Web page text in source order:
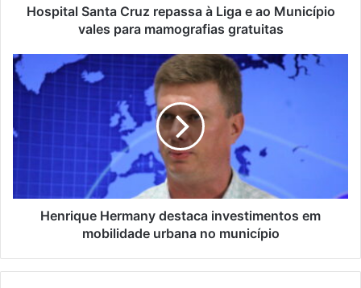
Hospital Santa Cruz repassa à Liga e ao Município
vales para mamografias gratuitas
Henrique Hermany destaca investimentos em
mobilidade urbana no município